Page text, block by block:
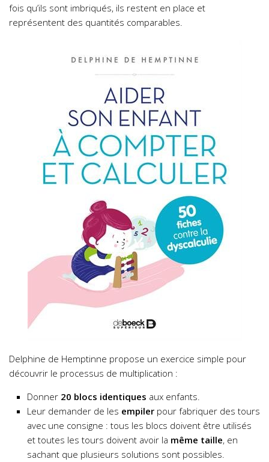
fois qu’ils sont imbriqués, ils restent en place et
représentent des quantités comparables.
Delphine de Hemptinne propose un exercice simple pour
découvrir le processus de multiplication :
Donner 20 blocs identiques aux enfants.
Leur demander de les empiler pour fabriquer des tours
avec une consigne : tous les blocs doivent être utilisés
et toutes les tours doivent avoir la même taille, en
sachant que plusieurs solutions sont possibles.